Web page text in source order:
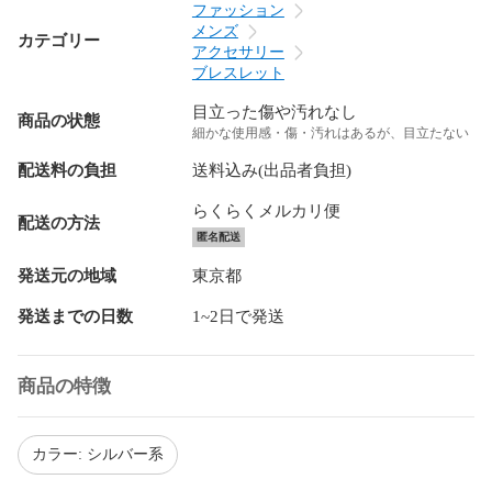
カテゴリー
ファッション
メンズ
アクセサリー
ブレスレット
商品の状態 目立った傷や汚れなし
細かな使用感・傷・汚れはあるが、目立たない
配送料の負担 送料込み(出品者負担)
配送の方法
らくらくメルカリ便
匿名配送
発送元の地域 東京都
発送までの日数 1~2日で発送
商品の特徴
カラー: シルバー系